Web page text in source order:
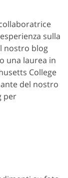
sulla
nostro blog
una laurea in
College
del nostro
per